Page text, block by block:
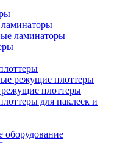
ламинаторы
режущие плоттеры
плоттеры
для наклеек и
оборудование